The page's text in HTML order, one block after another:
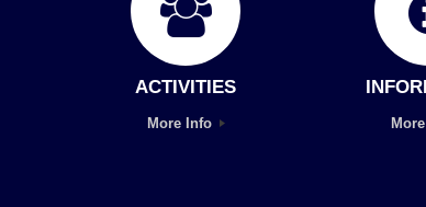
ACTIVITIES
More Info